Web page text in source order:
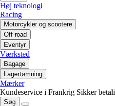
Høj teknologi
Racing
Motorcykler og scootere
Off-road
Eventyr
Værksted
Bagage
Lagertømning
Mærker
Kundeservice i Frankrig Sikker
Søg